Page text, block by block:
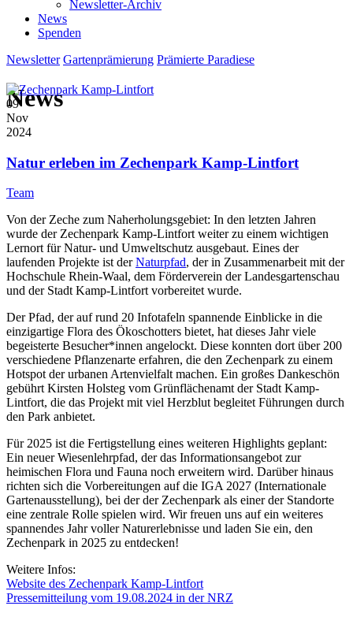
Newsletter-Archiv
News
Spenden
Newsletter Gartenprämierung Prämierte Paradiese
News
09
Nov
2024
Natur erleben im Zechenpark Kamp-Lintfort
Team
Von der Zeche zum Naherholungsgebiet: In den letzten Jahren
wurde der Zechenpark Kamp-Lintfort weiter zu einem wichtigen
Lernort für Natur- und Umweltschutz ausgebaut. Eines der
laufenden Projekte ist derNaturpfad, der in Zusammenarbeit mit der
Hochschule Rhein-Waal, dem Förderverein der Landesgartenschau
und der Stadt Kamp-Lintfort vorbereitet wurde.
Der Pfad, der auf rund 20 Infotafeln spannende Einblicke in die
einzigartige Flora des Ökoschotters bietet, hat dieses Jahr viele
begeisterte Besucher*innen angelockt. Diese konnten dort über 200
verschiedene Pflanzenarte erfahren, die den Zechenpark zu einem
Hotspot der urbanen Artenvielfalt machen. Ein großes Dankeschön
gebührt Kirsten Holsteg vom Grünflächenamt der Stadt Kamp-
Lintfort, die das Projekt mit viel Herzblut begleitet Führungen durch
den Park anbietet.
Für 2025 ist die Fertigstellung eines weiteren Highlights geplant:
Ein neuer Wiesenlehrpfad, der das Informationsangebot zur
heimischen Flora und Fauna noch erweitern wird. Darüber hinaus
richten sich die Vorbereitungen auf die IGA 2027 (Internationale
Gartenausstellung), bei der der Zechenpark als einer der Standorte
eine zentrale Rolle spielen wird. Wir freuen uns auf ein weiteres
spannendes Jahr voller Naturerlebnisse und laden Sie ein, den
Zechenpark in 2025 zu entdecken!
Weitere Infos:
Website des Zechenpark Kamp-Lintfort
Pressemitteilung vom 19.08.2024 in der NRZ